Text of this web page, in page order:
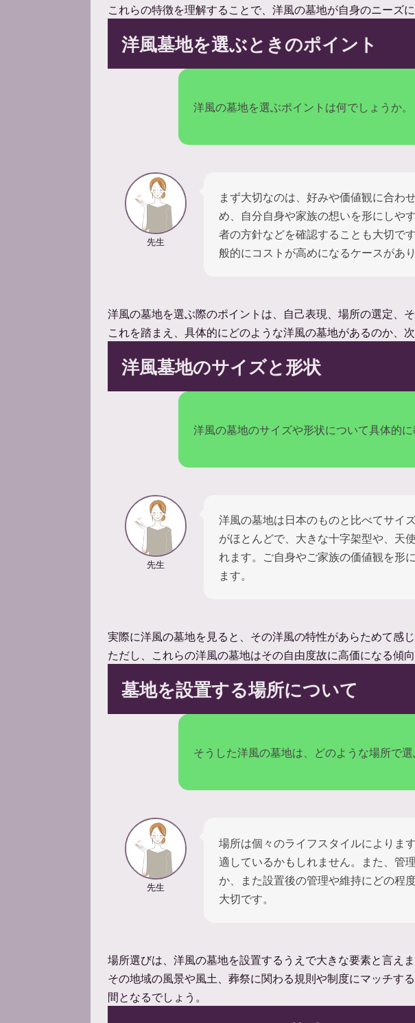
これらの特徴を理解することで、洋風の墓地が自身のニーズ
洋風墓地を選ぶときのポイント
洋風の墓地を選ぶポイントは何でしょうか。
先生
まず大切なのは、好みや価値観に合わ
め、自分自身や家族の想いを形にしや
者の方針などを確認することも大切で
般的にコストが高めになるケースがあ
洋風の墓地を選ぶ際のポイントは、自己表現、場所の選定、
これを踏まえ、具体的にどのような洋風の墓地があるのか、
洋風墓地のサイズと形状
洋風の墓地のサイズや形状について具体的に
先生
洋風の墓地は日本のものと比べてサイ
がほとんどで、大きな十字架型や、天
れます。ご自身やご家族の価値観を形
ます。
実際に洋風の墓地を見ると、その洋風の特性があらためて感じ
ただし、これらの洋風の墓地はその自由度故に高価になる傾
墓地を設置する場所について
そうした洋風の墓地は、どのような場所で選
先生
場所は個々のライフスタイルによりま
適しているかもしれません。また、管
か、また設置後の管理や維持にどの程
大切です。
場所選びは、洋風の墓地を設置するうえで大きな要素と言えま
その地域の風景や風土、葬祭に関わる規則や制度にマッチす
間となるでしょう。